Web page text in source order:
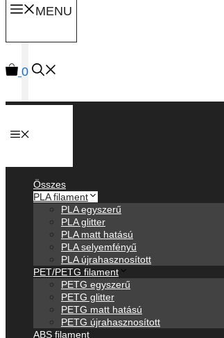
MENU
0
Összes
PLA filament
PLA egyszerű
PLA glitter
PLA matt hatású
PLA selyemfényű
PLA újrahasznosított
PET/PETG filament
PETG egyszerű
PETG glitter
PETG matt hatású
PETG újrahasznosított
ABS filament